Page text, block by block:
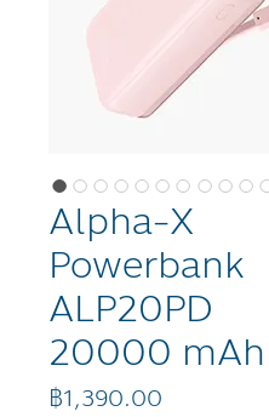
Alpha-X
Powerbank
ALP20PD
20000 mAh
฿1,390.00